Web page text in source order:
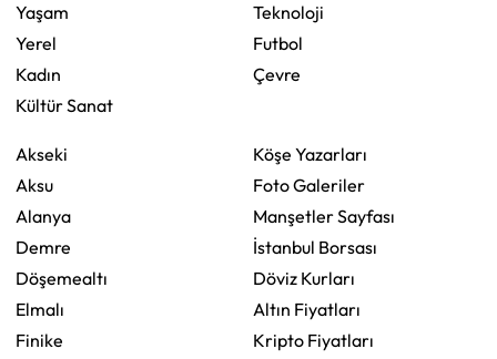
Yaşam
Yerel
Kadın
Kültür Sanat
Teknoloji
Futbol
Çevre
Akseki
Aksu
Alanya
Demre
Döşemealtı
Elmalı
Finike
Köşe Yazarları
Foto Galeriler
Manşetler Sayfası
İstanbul Borsası
Döviz Kurları
Altın Fiyatları
Kripto Fiyatları